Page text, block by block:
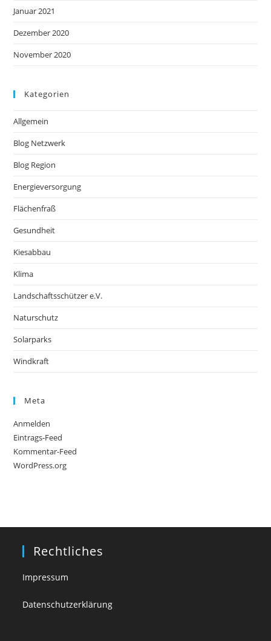
Januar 2021
Dezember 2020
November 2020
Kategorien
Allgemein
Blog Netzwerk
Blog Region
Energieversorgung
Flächenfraß
Gesundheit
Kiesabbau
Klima
Landschaftsschützer e.V.
Naturschutz
Solarparks
Windkraft
Meta
Anmelden
Eintrags-Feed
Kommentar-Feed
WordPress.org
Rechtliches
Impressum
Datenschutzerklärung